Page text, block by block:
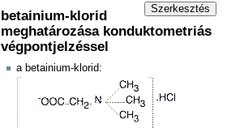
Szerkesztés
betainium-klorid
meghatározása konduktometriás
végpontjelzéssel
a betainium-klorid: